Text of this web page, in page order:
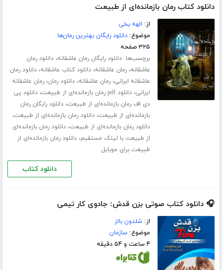
دانلود کتاب رمان بازمانده‌ای از طبیعت
از: الهه یخی
موضوع:دانلود رایگان بهترین رمان‌ها
۳۲۵ صفحه
برچسب‌ها:دانلود رایگان رمان عاشقانه،دانلود رمان
عاشقانه،رمان عاشقانه،دانلود کتاب عاشقانه،دانلود رمان
عاشقانه ایرانی،رمان عاشقانه،دانلود رمان،رمان عاشقانه
ایرانی،دانلود pdf رمان بازمانده‌ای از طبیعت ،دانلود پی
دی اف رمان بازمانده‌ای از طبیعت،دانلود رایگان رمان
بازمانده‌ای از طبیعت،دانلود رمان بازمانده‌ای از طبیعت،
دانلود رمان بازمانده‌ای از طبیعت،دانلود رمان بازمانده‌ای
از طبیعت با لینک مستقیم،دانلود رمان بازمانده‌ای از
طبیعت برای موبایل
دانلود کتاب
🎧 دانلود کتاب صوتی بزن قدش: جادوی کار تیمی
از:شلدون بالز
موضوع:سازمان
۴ ساعت و ۵۴ دقیقه